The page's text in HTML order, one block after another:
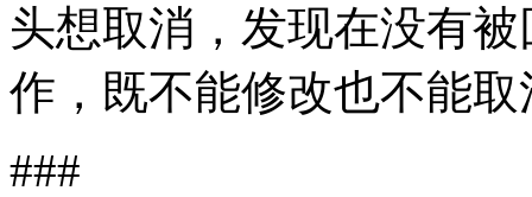
头想取消，发现在没有
作，既不能修改也不能
###